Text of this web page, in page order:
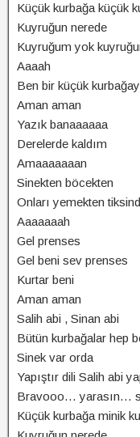
Küçük kurbağa küçük
Kuyruğun nerede
Kuyruğum yok
Aaaah
Ben bir küçük
Aman aman
Yazık banaaaaaa
Derelerde kaldım
Amaaaaaaan
Sinekten böcekten
Onları yemekten
Aaaaaaah
Gel prenses
Gel beni sev prenses
Kurtar beni
Aman aman
Salih abi , Sinan abi
Bütün kurbağalar hep
Sinek var orda
Yapıştır dili Salih abi
Bravooo… yarasın…
Küçük kurbağa minik